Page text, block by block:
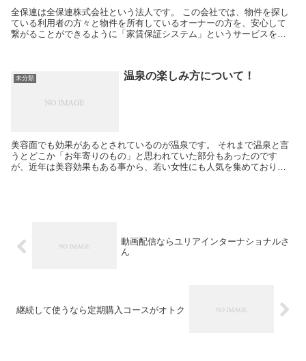
全保連は全保連株式会社という法人です。 この会社では、物件を探し
ている利用者の方々と物件を所有しているオーナーの方を、安心して
繋がることができるように「家賃保証システム」というサービスを行
未分類 温泉の楽しみ方について！
美容面でも効果があるとされているのが温泉です。 それまで温泉と言
うとどこか「お年寄りのもの」と思われていた部分もあったのです
が、近年は美容効果もある事から、若い女性にも人気を集めており、
動画配信ならユリアインターナショナルさ
ん
継続して使うなら定期購入コースがオトク